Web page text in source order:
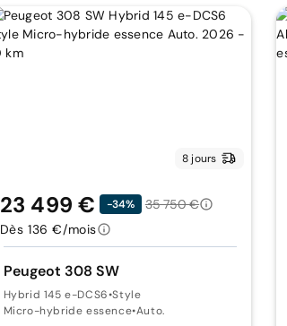
8 jours
Peugeot 308 SW
Hybrid 145 e-DCS6•Style
Micro-hybride essence•Auto.
23 499 € -34%
35 750 €
Dès 136 €/mois